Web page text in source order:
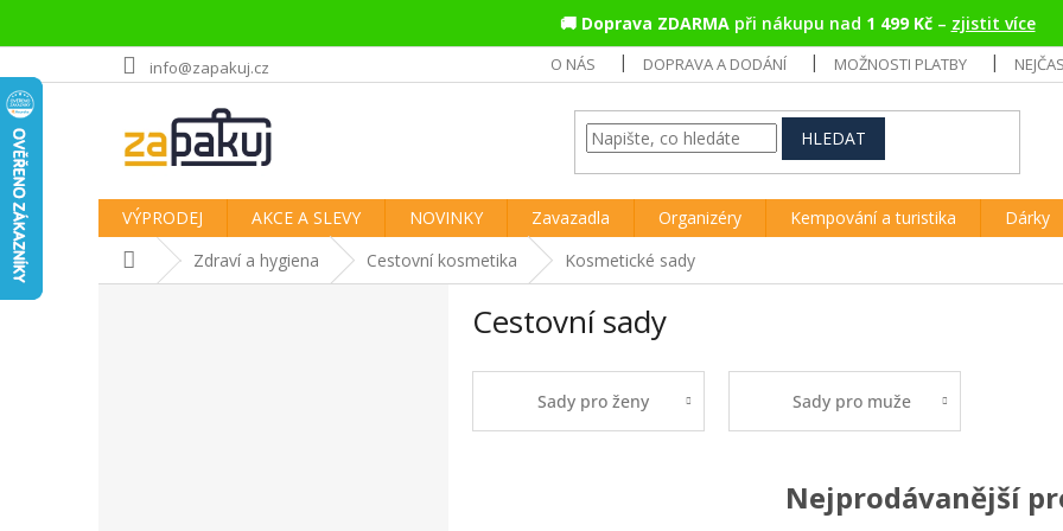
🚚 Doprava ZDARMApři nákupu nad 1 499 Kč– zjistit více
na
obsah
info@zapakuj.cz O NÁS DOPRAVA A DODÁNÍ MOŽNOSTI PLATBY
HLEDAT
VÝPRODEJ AKCE A SLEVY NOVINKY Zavazadla Organizéry Kempování a turistika Dárky
Domů Zdraví a hygiena Cestovní kosmetika Kosmetické sady
Cestovní sady
Sady pro ženy Sady pro muže
Nejprodávanější